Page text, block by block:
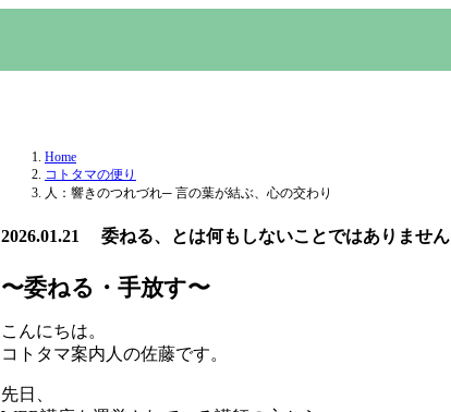
Home
コトタマの便り
人：響きのつれづれ─ 言の葉が結ぶ、心の交わり
2026.01.21 委ねる、とは何もしないことではありません
〜委ねる・手放す〜
こんにちは。
コトタマ案内人の佐藤です。
先日、